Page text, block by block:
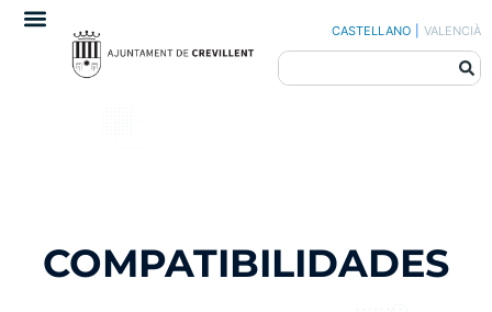
CASTELLANO VALENCIÀ
COMPATIBILIDADES